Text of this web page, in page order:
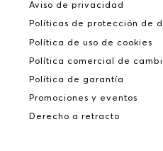
Aviso de privacidad
Políticas de protección de
Política de uso de cookies
Política comercial de
Política de garantía
Promociones y eventos
Derecho a retracto